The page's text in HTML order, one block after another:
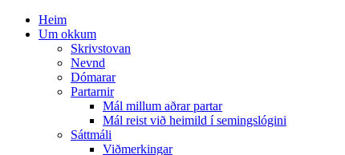
Heim
Um okkum
Skrivstovan
Nevnd
Dómarar
Partarnir
Mál millum aðrar partar
Mál reist við heimild í semingslógini
Sáttmáli
Viðmerkingar